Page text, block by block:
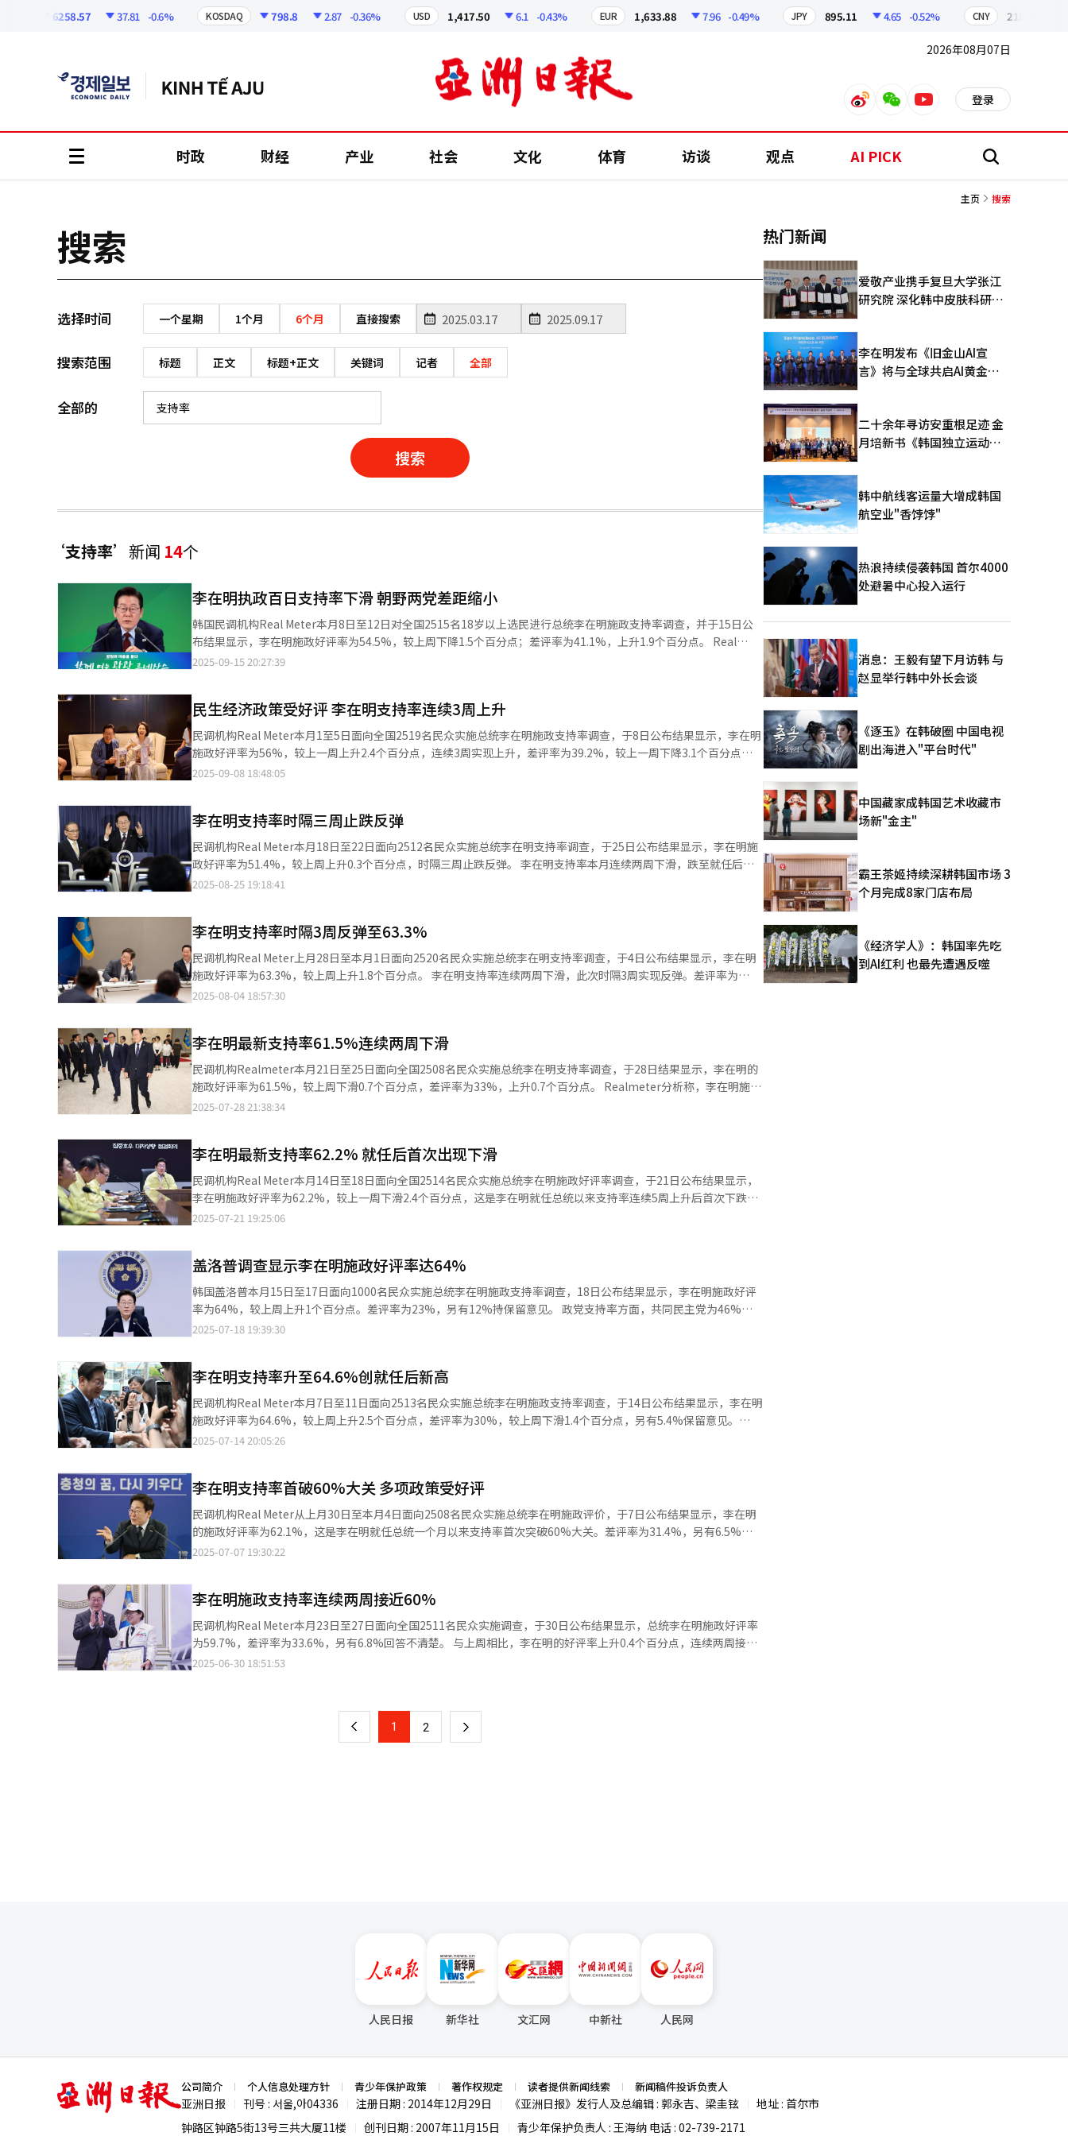
6258.57 37.81 -0.6% KOSDAQ 798.8 2.87 -0.36% USD 1,417.50 6.1 -0.43% EUR 1,633.88 7.96 -0.49% JPY 895.11 4.65 -0.52% CNY 210.12
2026年08月07日
weiboweixinyoutube 登录
时政 财经 产业 社会 文化 体育 访谈 观点 AI PICK 搜
主页 搜索
搜索
选择时间 一个星期 1个月 6个月 直接搜索
搜索范围 标题 正文 标题+正文 关键词 记者 全部
全部的
搜索
‘支持率’ 新闻 14个
李在明执政百日支持率下滑 朝野两党差距缩小
韩国民调机构Real Meter本月8日至12日对全国2515名18岁以上选民进行总统李在明施政支持率调查，并于15日公
布结果显示，李在明施政好评率为54.5%，较上周下降1.5个百分点；差评率为41.1%，上升1.9个百分点。 Real
Meter方面分析称，政府在调查前期宣布维持股票转让所得税大股东认定标准，带动韩国综合股价指数（KOSPI）创
日至12日对1001名18岁以上选民进行的政党支持率调查显示，共同民主党为44.3%，较上周下降0.3个百分点；国民
力量党为36.4%，上升0.2个百分点。民主党已连续两周下跌，而国民力量则连续三周小幅回升，双方差距缩小至7.9
个百分点。 其他政党中，改革新党支持率为4.4%，祖国革新党为2.6%，进步党为1.5%，其他政党合计2%。Real
Meter指出，民主党在中间选民中的支持率明显下滑，主要受党内在特检法案协商过程中出现意见分歧等内部矛盾影
响；相反，国民力量党在特检法案议题上采取强硬立场，获得一定“反射利益”。
2025-09-15 20:27:39
民生经济政策受好评 李在明支持率连续3周上升
民调机构Real Meter本月1至5日面向全国2519名民众实施总统李在明施政支持率调查，于8日公布结果显示，李在明
施政好评率为56%，较上一周上升2.4个百分点，连续3周实现上升，差评率为39.2%，较上一周下降3.1个百分点。
Real Meter分析称，政府将干旱严重的江陵地区指定为灾区，将拖欠工资规定为重大犯罪，指示整治地方乱收费等与
51.3%。 政党支持率方面，共同民主党为44.6%，国民力量党为36.2%，两党支持率差距由上周的10.6%缩小至本周
的8.4%。就共同民主党支持率下降原因，Realmeter分析称，祖国革新党内发生的性骚扰负面事件影响波及至整个
进步阵营。
2025-09-08 18:48:05
李在明支持率时隔三周止跌反弹
民调机构Real Meter本月18日至22日面向2512名民众实施总统李在明支持率调查，于25日公布结果显示，李在明施
政好评率为51.4%，较上周上升0.3个百分点，时隔三周止跌反弹。 李在明支持率本月连续两周下滑，跌至就任后最
低水平，此次时隔三周小幅回升。执政差评率为44.9%，较上周上升0.4个百分点，另有3.7%持保留意见。 Real
面，共同民主党为45.8%，较上周上升5.9个百分点，国民力量党为35.5%，较上周下滑1.2个百分点。两党支持率差
距从3.2%大幅扩大至10.3%，超出误差范围。祖国革新党支持率为3.2%，较上周下滑2.5个百分点。
2025-08-25 19:18:41
李在明支持率时隔3周反弹至63.3%
民调机构Real Meter上月28日至本月1日面向2520名民众实施总统李在明支持率调查，于4日公布结果显示，李在明
施政好评率为63.3%，较上周上升1.8个百分点。 李在明支持率连续两周下滑，此次时隔3周实现反弹。差评率为
31.4%，较上周下降1.6个百分点，另有5.3%持保留意见。 从各地区来看，李在明在光州及全罗道、仁川及京畿道、
升，但税制改革引发的负面舆论等多种因素交织作用下，支持率在上周后半段出现了小幅下滑。 政党支持率方面，共
同民主党为54.5%，国民力量党为27.2%，较上周分别上升和下滑3.7%和1.8%，两党支持率差距为27.3%，较上一
周扩大5.5%。
2025-08-04 18:57:30
李在明最新支持率61.5%连续两周下滑
民调机构Realmeter本月21日至25日面向全国2508名民众实施总统李在明支持率调查，于28日结果显示，李在明的
施政好评率为61.5%，较上周下滑0.7个百分点，差评率为33%，上升0.7个百分点。 Realmeter分析称，李在明施政
好评率连续4周保持在60%至65%之间，但政府高官人事任免引发争议，暴雨和酷暑天气造成重大人员和财产损失，
响，多名候选人宣布参选，并提出与极右势力切割，候选人单一化等提案，吸引了部分中间及保守阶层的关注。
2025-07-28 21:38:34
李在明最新支持率62.2% 就任后首次出现下滑
民调机构Real Meter本月14日至18日面向全国2514名民众实施总统李在明施政好评率调查，于21日公布结果显示，
李在明施政好评率为62.2%，较上一周下滑2.4个百分点，这是李在明就任总统以来支持率连续5周上升后首次下跌。
Real Meter分析称，支持率虽仍保持在60%多，但因主要长官候选人听证会争议深化，罕见暴雨天气导致各地灾难频
道对李在明的支持率为54.8%，全部地区的支持率均过半。 受访者年龄来看，60-69岁（59.5%）和70岁以上
（54.2%）对李在明的支持率较上一周下降，20-29岁和50-59岁支持率小幅下降。 政党支持率方面，共同民主党为
50.8%，较上周下滑5.4个百分点，国民力量党为27.4%，回升3.1个百分点。共同民主党支持率在连续4周上升后回
跌，两党支持率差距从31.9%缩小至23.4%。 改革新党和祖国革新党分别为3.9%，进步党为1.3%。
2025-07-21 19:25:06
盖洛普调查显示李在明施政好评率达64%
韩国盖洛普本月15日至17日面向1000名民众实施总统李在明施政支持率调查，18日公布结果显示，李在明施政好评
率为64%，较上周上升1个百分点。差评率为23%，另有12%持保留意见。 政党支持率方面，共同民主党为46%，
较上周上升3个百分点，国民力量党为19%，与上周持平。 在韩国盖洛普实施的调查中，国民力量党支持率上周跌破
2025-07-18 19:39:30
李在明支持率升至64.6%创就任后新高
民调机构Real Meter本月7日至11日面向2513名民众实施总统李在明施政支持率调查，于14日公布结果显示，李在明
施政好评率为64.6%，较上周上升2.5个百分点，差评率为30%，较上周下滑1.4个百分点，另有5.4%保留意见。
Real Meter分析称，李在明施政好评率连续5周上升并创下新高，支持率上升势头明显。前总统尹锡悦被捕、独立检
58.6%，较上一周上升4.7个百分点。江原道以49.5%的好评率垫底，是全国唯一未能过半的地区。 从受访者年龄层
来看，40-49岁对李在明的好评率最高，达到76.3%，50-59岁为74.5%。对李在明支持率相对较低的20-29岁上升至
53.8%，较上一周上升6.8个百分点。 政党支持率方面，共同民主党为56.2%，较上一周上升2.4个百分点。国民力量
党为24.3%，较上一周下滑4.5个百分点。，两党支持率差距扩大至31.9%。 国民力量党在“票仓”大邱和庆尚北道
的支持率跌至31.8%，较上一周大幅下滑13.9个百分点。
2025-07-14 20:05:26
李在明支持率首破60%大关 多项政策受好评
民调机构Real Meter从上月30日至本月4日面向2508名民众实施总统李在明施政评价，于7日公布结果显示，李在明
的施政好评率为62.1%，这是李在明就任总统一个月以来支持率首次突破60%大关。差评率为31.4%，另有6.5%回
答不清楚。 李在明的施政好评率自就任后连续4周上升，与上一周相比，好评率上升2.4个百分点，差评率下降2.2个
尔地区支持率呈现显著上升趋势，带动整体支持率攀升。 从受访者居住地区来看，全国所有地区好评率均过半，光州
及全罗道以76.9%的好评率领跑，仁川及京畿道（63.5%）和首尔（62.1%）紧随其后，尤其是首尔较上一周大幅上
升7.6%。 从受访者年龄分布来看，40-49岁对李在明的施政好评率最高，为78.2%，50-59岁和60-69岁分别为
73.1%和61.6%，20-29岁为47%，在全年龄段中唯一好评率未能过半。 政党支持率方面，共同民主党为53.8%，国
民力量党为28.8%，仅6个月来首次跌破30%大关，两党支持率扩大至25%。 Realmeter称，对李在明政府施政表现
2025-07-07 19:30:22
李在明施政支持率连续两周接近60%
民调机构Real Meter本月23日至27日面向全国2511名民众实施调查，于30日公布结果显示，总统李在明施政好评率
为59.7%，差评率为33.6%，另有6.8%回答不清楚。 与上周相比，李在明的好评率上升0.4个百分点，连续两周接近
60%。Real Meter分析称，李在明发表就任后首次施政演说，出台高强度贷款管制措施及一系列民生经济政策，果断
川及京畿道（62.4%）等。从年龄段来看，除20-29岁外，全体年龄段对李在明的好评率均过半数，尤其是40-49岁
好评率最高达76%，50-59岁和60-69岁分别为71.9%和58%。 政党支持率方面，共同民主党为50.6%，较上次调查
上升2.2个百分点，自李在明就任总统以来，共同民主党支持率首次突破50%。国民力量党为30%，较上次调查下滑
2025-06-30 18:51:53
上 1 2 下
热门新闻
爱敬产业携手复旦大学张江
研究院 深化韩中皮肤科研合
李在明发布《旧金山AI宣
言》将与全球共启AI黄金时
二十余年寻访安重根足迹 金
月培新书《韩国独立运动圣
韩中航线客运量大增成韩国
航空业"香饽饽"
热浪持续侵袭韩国 首尔4000
处避暑中心投入运行
消息：王毅有望下月访韩 与
赵显举行韩中外长会谈
《逐玉》在韩破圈 中国电视
剧出海进入"平台时代"
中国藏家成韩国艺术收藏市
场新"金主"
霸王茶姬持续深耕韩国市场 3
个月完成8家门店布局
《经济学人》：韩国率先吃
到AI红利 也最先遭遇反噬
人民日报 新华社 文汇网 中新社 人民网
亚
洲
日
公司简介 个人信息处理方针 青少年保护政策 著作权规定 读者提供新闻线索 新闻稿件投诉负责人
亚洲日报 刊号 : 서울,아04336 注册日期 : 2014年12月29日 《亚洲日报》发行人及总编辑 : 郭永吉、梁圭铉
地址 : 首尔市
钟路区钟路5街13号三共大厦11楼
创刊日期 : 2007年11月15日 青少年保护负责人 : 王海纳 电话 : 02-739-2171